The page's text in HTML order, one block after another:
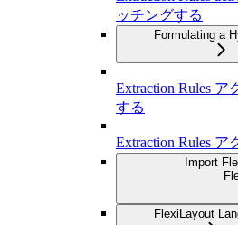
ッチングする
Formulating a
Extraction Rules
する
Extraction Rules
Import
FlexiLayout